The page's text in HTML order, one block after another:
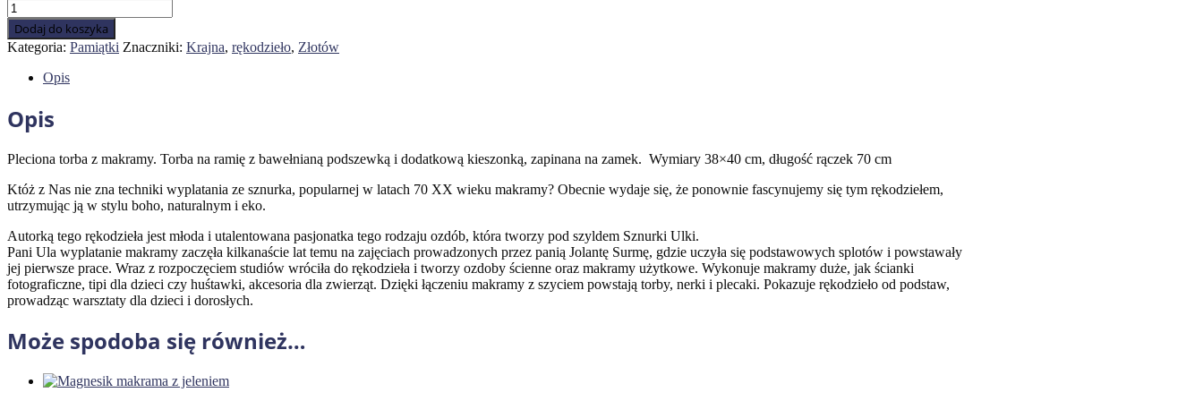
ilość
Torba
z
makramy
Dodaj do koszyka
Kategoria: Pamiątki Znaczniki: Krajna, rękodzieło, Złotów
Opis
Opis
Pleciona torba z makramy. Torba na ramię z bawełnianą podszewką i dodatkową kieszonką, zapinana na zamek. Wymiary 38×40 cm, długość rączek 70 cm
Któż z Nas nie zna techniki wyplatania ze sznurka, popularnej w latach 70 XX wieku makramy? Obecnie wydaje się, że ponownie fascynujemy się tym rękodziełem,
utrzymując ją w stylu boho, naturalnym i eko.
Autorką tego rękodzieła jest młoda i utalentowana pasjonatka tego rodzaju ozdób, która tworzy pod szyldem Sznurki Ulki.
Pani Ula wyplatanie makramy zaczęła kilkanaście lat temu na zajęciach prowadzonych przez panią Jolantę Surmę, gdzie uczyła się podstawowych splotów i powstawały
jej pierwsze prace. Wraz z rozpoczęciem studiów wróciła do rękodzieła i tworzy ozdoby ścienne oraz makramy użytkowe. Wykonuje makramy duże, jak ścianki
fotograficzne, tipi dla dzieci czy huśtawki, akcesoria dla zwierząt. Dzięki łączeniu makramy z szyciem powstają torby, nerki i plecaki. Pokazuje rękodzieło od podstaw,
prowadząc warsztaty dla dzieci i dorosłych.
Może spodoba się również…